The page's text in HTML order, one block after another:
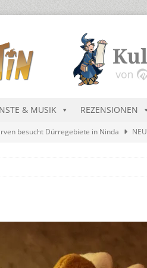
& MUSIK REZENSIONEN
besucht Dürregebiete in Ninda